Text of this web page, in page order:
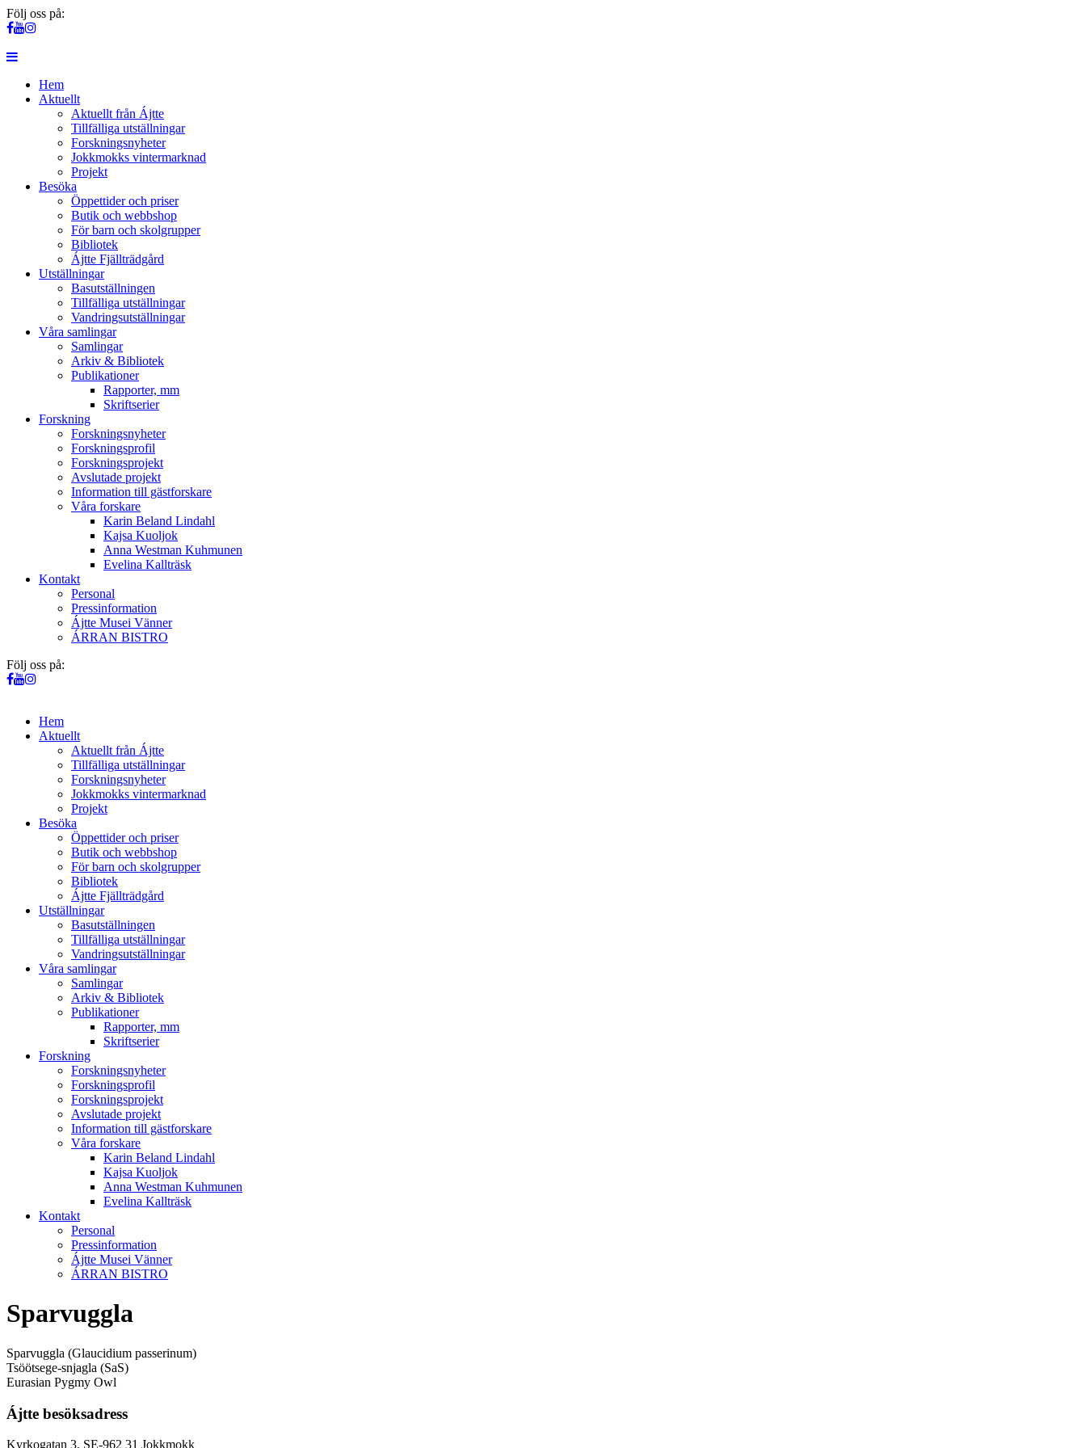
Följ oss på:
Hem
Aktuellt
Aktuellt från Ájtte
Tillfälliga utställningar
Forskningsnyheter
Jokkmokks vintermarknad
Projekt
Besöka
Öppettider och priser
Butik och webbshop
För barn och skolgrupper
Bibliotek
Ájtte Fjällträdgård
Utställningar
Basutställningen
Tillfälliga utställningar
Vandringsutställningar
Våra samlingar
Samlingar
Arkiv & Bibliotek
Publikationer
Rapporter, mm
Skriftserier
Forskning
Forskningsnyheter
Forskningsprofil
Forskningsprojekt
Avslutade projekt
Information till gästforskare
Våra forskare
Karin Beland Lindahl
Kajsa Kuoljok
Anna Westman Kuhmunen
Evelina Kallträsk
Kontakt
Personal
Pressinformation
Ájtte Musei Vänner
ÁRRAN BISTRO
Följ oss på:
Hem
Aktuellt
Aktuellt från Ájtte
Tillfälliga utställningar
Forskningsnyheter
Jokkmokks vintermarknad
Projekt
Besöka
Öppettider och priser
Butik och webbshop
För barn och skolgrupper
Bibliotek
Ájtte Fjällträdgård
Utställningar
Basutställningen
Tillfälliga utställningar
Vandringsutställningar
Våra samlingar
Samlingar
Arkiv & Bibliotek
Publikationer
Rapporter, mm
Skriftserier
Forskning
Forskningsnyheter
Forskningsprofil
Forskningsprojekt
Avslutade projekt
Information till gästforskare
Våra forskare
Karin Beland Lindahl
Kajsa Kuoljok
Anna Westman Kuhmunen
Evelina Kallträsk
Kontakt
Personal
Pressinformation
Ájtte Musei Vänner
ÁRRAN BISTRO
Sparvuggla
Sparvuggla (Glaucidium passerinum)
Tsöötsege-snjagla (SaS)
Eurasian Pygmy Owl
Ájtte besöksadress
Kyrkogatan 3, SE-962 31 Jokkmokk